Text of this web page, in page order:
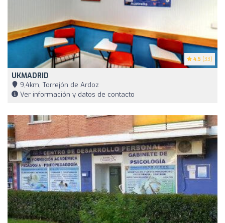
4.5 (33)
UKMADRID
9,4km, Torrejón de Ardoz
Ver información y datos de contacto